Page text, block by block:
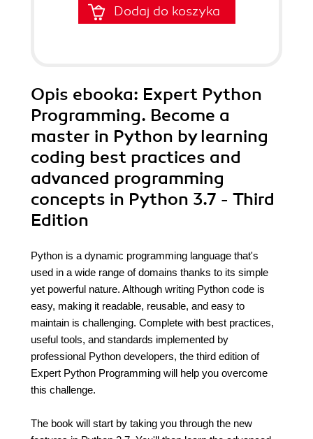
Dodaj do koszyka
Opis ebooka: Expert Python
Programming. Become a
master in Python by learning
coding best practices and
advanced programming
concepts in Python 3.7 - Third
Edition
Python is a dynamic programming language that's
used in a wide range of domains thanks to its simple
yet powerful nature. Although writing Python code is
easy, making it readable, reusable, and easy to
maintain is challenging. Complete with best practices,
useful tools, and standards implemented by
professional Python developers, the third edition of
Expert Python Programming will help you overcome
this challenge.
The book will start by taking you through the new